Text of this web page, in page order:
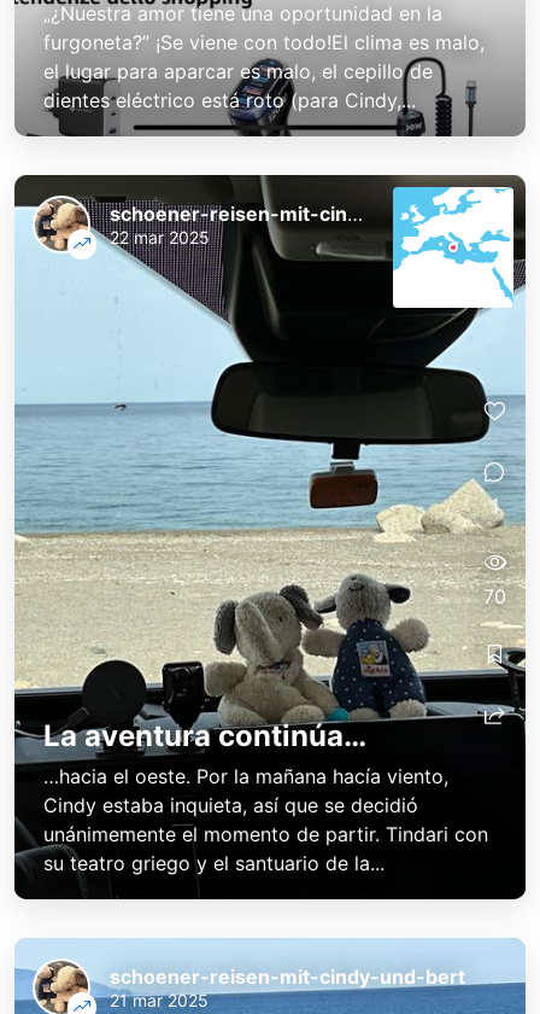
„¿Nuestra amor tiene una oportunidad en la
furgoneta?” ¡Se viene con todo!El clima es malo,
el lugar para aparcar es malo, el cepillo de
dientes eléctrico está roto (para Cindy,...
La aventura continúa…
…hacia el oeste. Por la mañana hacía viento,
Cindy estaba inquieta, así que se decidió
unánimemente el momento de partir. Tindari con
su teatro griego y el santuario de la...
schoener-reisen-mit-cindy-und-bert
22 mar 2025
1
70
schoener-reisen-mit-cindy-und-bert
21 mar 2025